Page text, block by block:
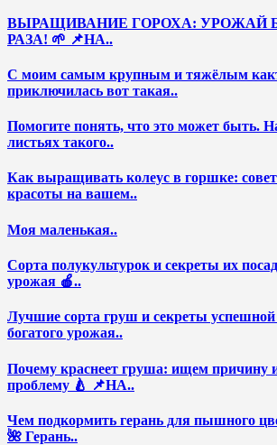
ВЫРАЩИВАНИЕ ГОРОХА: УРОЖАЙ
РАЗА! 🌱 📌НА..
С моим самым крупным и тяжёлым
приключилась вот такая..
Помогите понять, что это может быть.
листьях такого..
Как выращивать колеус в горшке:
красоты на вашем..
Моя маленькая..
Сорта полукультурок и секреты их
урожая 🍎..
Лучшие сорта груш и секреты успешной
богатого урожая..
Почему краснеет груша: ищем причину
проблему 🍐 📌НА..
Чем подкормить герань для пышного
🌺 Герань..